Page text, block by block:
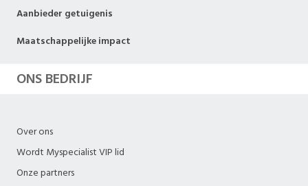
Aanbieder getuigenis
Maatschappelijke impact
ONS BEDRIJF
Over ons
Wordt Myspecialist VIP lid
Onze partners